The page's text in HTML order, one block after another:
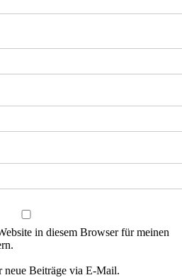
in diesem Browser für meinen
neue Beiträge via E-Mail.